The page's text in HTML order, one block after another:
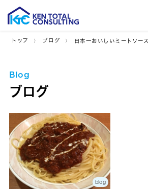
トップ ブログ 日本一おいしいミートソース
Blog
ブログ
blog